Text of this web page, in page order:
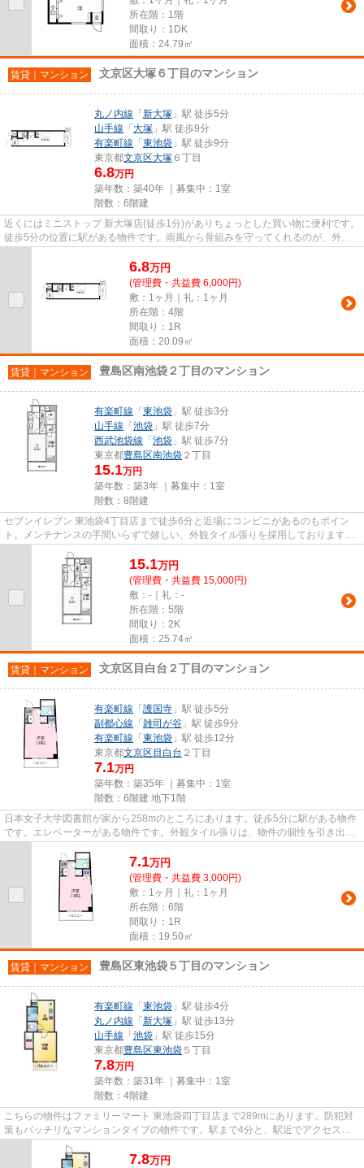
所在階：1階
間取り：1DK
面積：24.79㎡
賃貸｜マンション 文京区大塚６丁目のマンション
丸ノ内線 「 新大塚 」駅 徒歩5分
山手線 「 大塚 」駅 徒歩9分
有楽町線 「 東池袋 」駅 徒歩9分
東京都文京区大塚 ６丁目
6.8万円
築年数：築40年 ｜募集中： 1室
階数：6階建
近くにはミニストップ 新大塚店(徒歩1分)がありちょっとした買い物に便利です。
徒歩5分の位置に駅がある物件です。雨風から骨組みを守ってくれるのが、外観
6.8万円
(管理費・共益費 6,000円)
敷：1ヶ月｜礼：1ヶ月
所在階：4階
間取り：1R
面積：20.09㎡
賃貸｜マンション 豊島区南池袋２丁目のマンション
有楽町線 「 東池袋 」駅 徒歩3分
山手線 「 池袋 」駅 徒歩7分
西武池袋線 「 池袋 」駅 徒歩7分
東京都豊島区南池袋 ２丁目
15.1万円
築年数：築3年 ｜募集中： 1室
階数：8階建
セブンイレブン 東池袋4丁目店まで徒歩6分と近場にコンビニがあるのもポイン
ト。メンテナンスの手間いらずで嬉しい、外観タイル張りを採用しております。
ニーズの高い、2022年築の物件...
15.1万円
(管理費・共益費 15,000円)
敷：-｜礼：-
所在階：5階
間取り：2K
面積：25.74㎡
賃貸｜マンション 文京区目白台２丁目のマンション
有楽町線 「 護国寺 」駅 徒歩5分
副都心線 「 雑司が谷 」駅 徒歩9分
有楽町線 「 東池袋 」駅 徒歩12分
東京都文京区 目白台 ２丁目
7.1万円
築年数：築35年 ｜募集中： 1室
階数：6階建 地下1階
日本女子大学図書館が家から258mのところにあります。徒歩5分に駅がある物件
です。エレベーターがある物件です。外観タイル張りは、物件の個性を引き出す
7.1万円
(管理費・共益費 3,000円)
敷：1ヶ月｜礼：1ヶ月
所在階：6階
間取り：1R
面積：19.50㎡
賃貸｜マンション 豊島区東池袋５丁目のマンション
有楽町線 「 東池袋 」駅 徒歩4分
丸ノ内線 「 新大塚 」駅 徒歩13分
山手線 「 池袋 」駅 徒歩15分
東京都豊島区東池袋 ５丁目
7.8万円
築年数：築31年 ｜募集中： 1室
階数：4階建
こちらの物件はファミリーマート 東池袋四丁目店まで289mにあります。防犯対
策もバッチリなマンションタイプの物件です。駅まで4分と、駅近でアクセスも
良好な物件です。2駅利用できる...
7.8万円